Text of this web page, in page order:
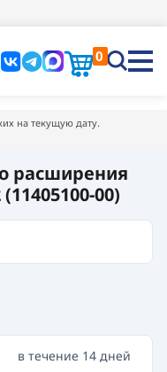
0
на текущую дату.
расширения
00)
в течение 14 дней